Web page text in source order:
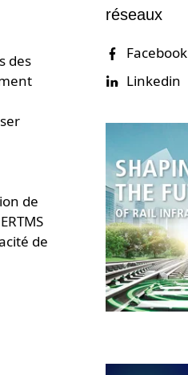
des
de
de
réseaux
Facebook
Linkedin